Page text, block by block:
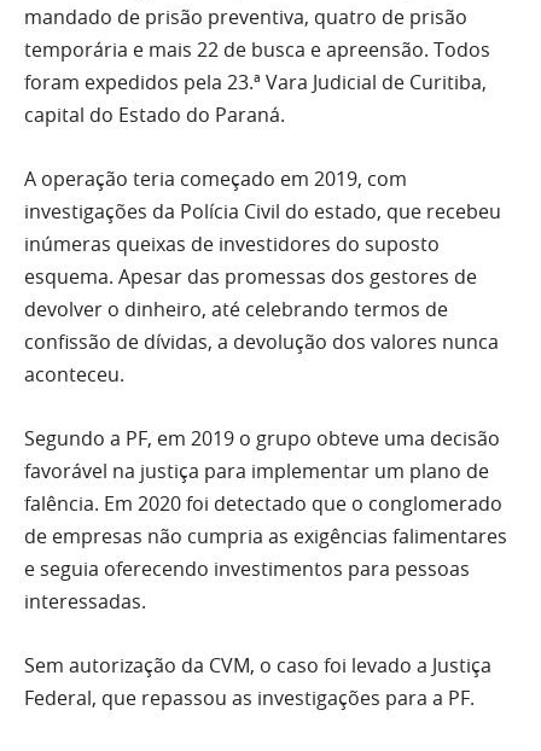
mandado de prisão preventiva, quatro de prisão
temporária e mais 22 de busca e apreensão. Todos
foram expedidos pela 23.ª Vara Judicial de Curitiba,
capital do Estado do Paraná.
A operação teria começado em 2019, com
investigações da Polícia Civil do estado, que recebeu
inúmeras queixas de investidores do suposto
esquema. Apesar das promessas dos gestores de
devolver o dinheiro, até celebrando termos de
confissão de dívidas, a devolução dos valores nunca
aconteceu.
Segundo a PF, em 2019 o grupo obteve uma decisão
favorável na justiça para implementar um plano de
falência. Em 2020 foi detectado que o conglomerado
de empresas não cumpria as exigências falimentares
e seguia oferecendo investimentos para pessoas
interessadas.
Sem autorização da CVM, o caso foi levado a Justiça
Federal, que repassou as investigações para a PF.